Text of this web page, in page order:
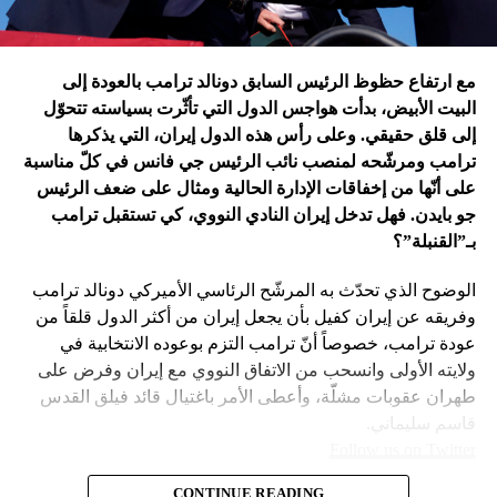
إدارة بايدن ونهاية منظومة.. وانتقام نتنياهو
فتح باباً كبيراً على تحوّلات جذرية في السياسة الأميركية وتعاطي
إسرائيل معها، أبرزها:
– نهاية عهد منظومة حوله آمنت بإمكان الاتفاق مع إيران. وهي
مع ارتفاع حظوظ الرئيس السابق دونالد ترامب بالعودة إلى
البيت الأبيض، بدأت هواجس الدول التي تأثّرت بسياسته تتحوّل
إلى قلق حقيقي. وعلى رأس هذه الدول إيران، التي يذكرها
ترامب ومرشّحه لمنصب نائب الرئيس جي فانس في كلّ مناسبة
على أنّها من إخفاقات الإدارة الحالية ومثال على ضعف الرئيس
جو بايدن. فهل تدخل إيران النادي النووي، كي تستقبل ترامب
بـ”القنبلة”؟
الوضوح الذي تحدّث به المرشّح الرئاسي الأميركي دونالد ترامب
وفريقه عن إيران كفيل بأن يجعل إيران من أكثر الدول قلقاً من
عودة ترامب، خصوصاً أنّ ترامب التزم بوعوده الانتخابية في
ولايته الأولى وانسحب من الاتفاق النووي مع إيران وفرض على
طهران عقوبات مشلّة، وأعطى الأمر باغتيال قائد فيلق القدس